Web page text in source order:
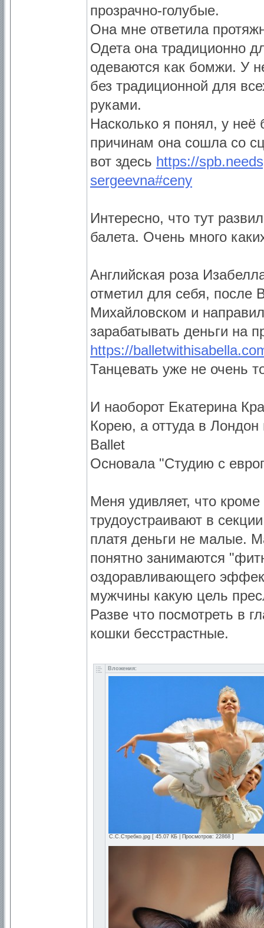
прозрачно-голубые.
Она мне ответила
Одета она традиционно
одеваются как бомжи. У
без традиционной для
руками.
Насколько я понял, у
причинам она сошла со
вот здесь https://
sergeevna#ceny
Интересно, что тут
балета. Очень много
Английская роза
отметил для себя, после
Михайловском и
зарабатывать деньги на
https://
Танцевать уже не очень
И наоборот Екатерина
Корею, а оттуда в
Ballet
Основала "Студию с
Меня удивляет, что
трудоустраивают в
платя деньги не малые.
понятно занимаются
оздоравливающего
мужчины какую цель
Разве что посмотреть в
кошки бесстрастные.
Вложения:
С.С.Стребко.jpg [ 45.07 КБ | Просмотров: 22868 ]